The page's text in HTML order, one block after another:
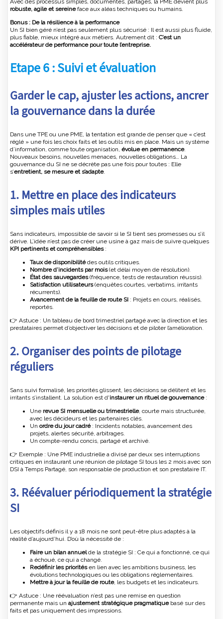
Avec des processus simples, documentés, partagés, la PME devient plus
robuste, agile et sereineface aux aléas techniques ou humains.
Bonus : De la résilience à la performance
Un SI bien géré n’est pas seulement plus sécurisé : Il est aussi plus fluide,
plus fiable, mieux intégré aux métiers. Autrement dit : C’est un
accélérateur de performance pour toute l’entreprise.
Etape 6 : Suivi et évaluation
Garder le cap, ajuster les actions, ancrer
la gouvernance dans la durée
Dans une TPE ou une PME, la tentation est grande de penser que « c’est
réglé » une fois les choix faits et les outils mis en place. Mais un système
d’information, comme toute organisation, évolue en permanence.
Nouveaux besoins, nouvelles menaces, nouvelles obligations… La
gouvernance du SI ne se décrète pas une fois pour toutes : Elle
s’entretient, se mesure et s’adapte.
1. Mettre en place des indicateurs
simples mais utiles
Sans indicateurs, impossible de savoir si le SI tient ses promesses ou s’il
dérive. L’idée n’est pas de créer une usine à gaz mais de suivre quelques
KPI pertinents et compréhensibles:
Taux de disponibilitédes outils critiques.
Nombre d’incidents par mois(et délai moyen de résolution).
État des sauvegardes(fréquence, tests de restauration réussis).
Satisfaction utilisateurs(enquêtes courtes, verbatims, irritants
récurrents).
Avancement de la feuille de route SI : Projets en cours, réalisés,
reportés.
👉 Astuce : Un tableau de bord trimestriel partagé avec la direction et les
prestataires permet d’objectiver les décisions et de piloter l’amélioration.
2. Organiser des points de pilotage
réguliers
Sans suivi formalisé, les priorités glissent, les décisions se délitent et les
irritants s’installent. La solution est d'instaurer un rituel de gouvernance:
Une revue SI mensuelle ou trimestrielle, courte mais structurée,
avec les décideurs et les partenaires clés.
Un ordre du jour cadré: Incidents notables, avancement des
projets, alertes sécurité, arbitrages.
Un compte-rendu concis, partagé et archivé.
👉 Exemple : Une PME industrielle a divisé par deux ses interruptions
critiques en instaurant une réunion de pilotage SI tous les 2 mois avec son
DSI à Temps Partagé, son responsable de production et son prestataire IT.
3. Réévaluer périodiquement la stratégie
SI
Les objectifs définis il y a 18 mois ne sont peut-être plus adaptés à la
réalité d’aujourd’hui. D’où la nécessité de :
Faire un bilan annuelde la stratégie SI : Ce qui a fonctionné, ce qui
a échoué, ce qui a changé.
Redéfinir les prioritésen lien avec les ambitions business, les
évolutions technologiques ou les obligations réglementaires.
Mettre à jour la feuille de route, les budgets et les indicateurs.
👉 Astuce : Une réévaluation n’est pas une remise en question
permanente mais un ajustement stratégique pragmatiquebasé sur des
faits et pas uniquement des impressions.